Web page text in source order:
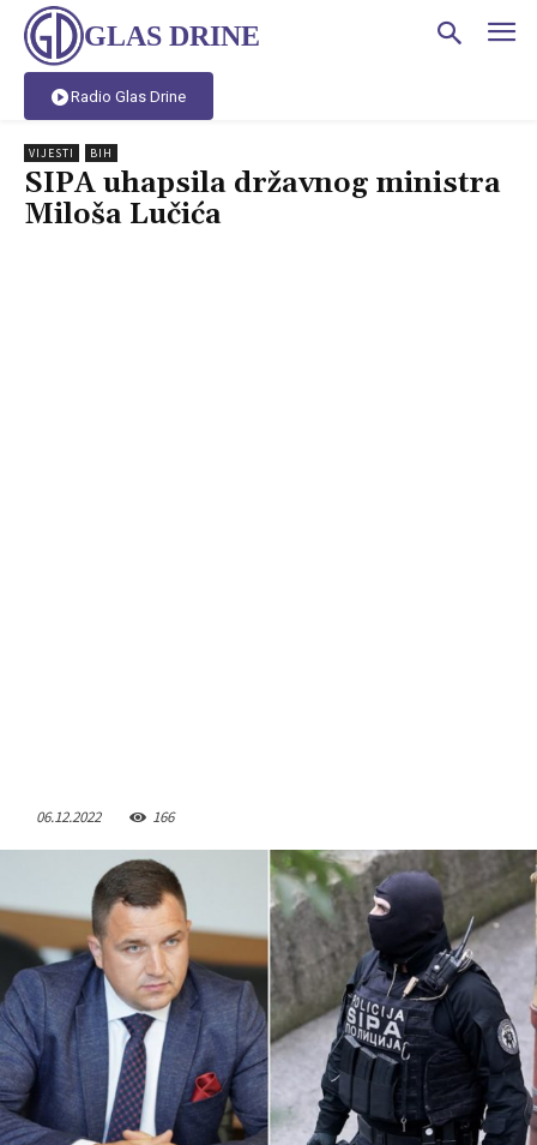
GLAS DRINE
Radio Glas Drine
VIJESTI BIH
SIPA uhapsila državnog ministra
Miloša Lučića
06.12.2022 166